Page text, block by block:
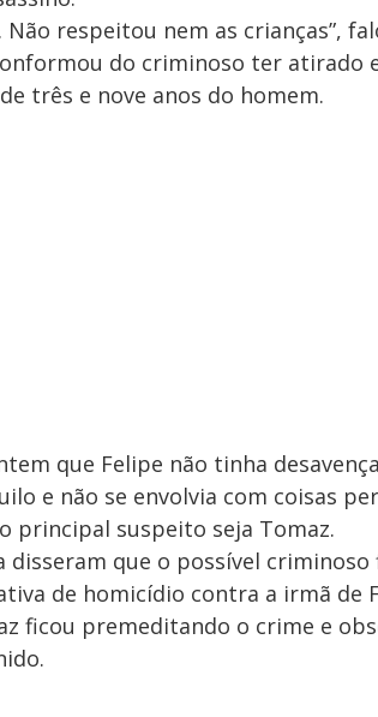
Não respeitou nem as crianças”,
do criminoso ter atirado
três e nove anos do homem.
que Felipe não tinha
e não se envolvia com coisas
principal suspeito seja Tomaz.
disseram que o possível
de homicídio contra a irmã de
ficou premeditando o crime e